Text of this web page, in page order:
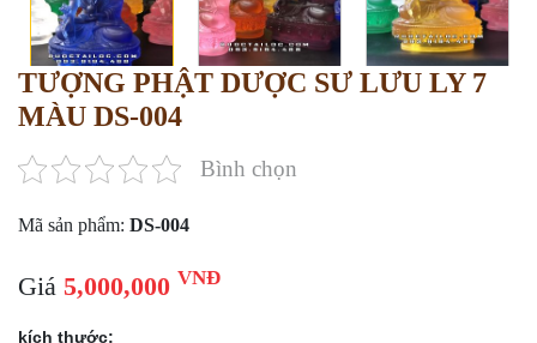
TƯỢNG PHẬT DƯỢC SƯ LƯU LY 7
MÀU DS-004
Bình chọn
Mã sản phẩm: DS-004
Giá 5,000,000 VNĐ
kích thước: